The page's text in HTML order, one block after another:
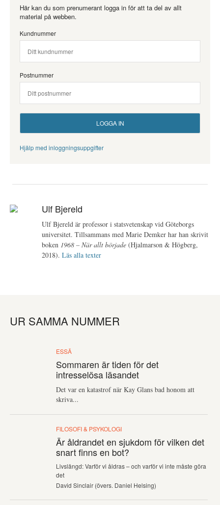
Här kan du som prenumerant logga in för att ta del av allt
material på webben.
Kundnummer
Postnummer
Hjälp med inloggningsuppgifter
Ulf Bjereld
Ulf Bjereld är professor i statsvetenskap vid Göteborgs
universitet. Tillsammans med Marie Demker har han skrivit
boken 1968 – När allt började (Hjalmarson & Högberg,
2018).Läs alla texter
UR SAMMA NUMMER
ESSÄ
Sommaren är tiden för det
intresselösa läsandet
Det var en katastrof när Kay Glans bad honom att
skriva...
FILOSOFI & PSYKOLOGI
Är åldrandet en sjukdom för vilken det
snart finns en bot?
Livslängd: Varför vi åldras – och varför vi inte måste göra
det
David Sinclair (övers. Daniel Helsing)